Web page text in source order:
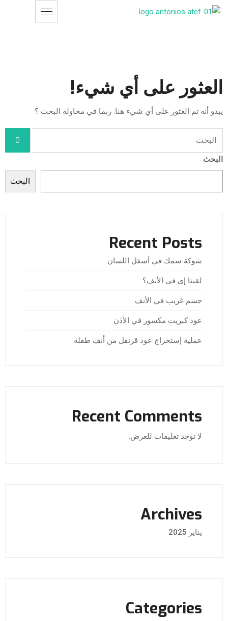
العثور على أي شيء!
يبدو أنه تم العثور على أي شيء هنا. ربما في محاولة البحث ؟
البحث
البحث
Recent Posts
شوكة سمك في أسفل اللسان
لقينا إى في الأنف؟
جسم غريب في الأنف
عود كبريت مكسور في الأذن
عملية إستخراج عود قرنفل من أنف طفلة
Recent Comments
لا توجد تعليقات للعرض.
Archives
يناير 2025
Categories